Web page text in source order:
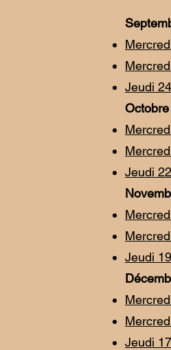
Jeudi 24
Jeudi 22
Jeudi 19
Jeudi 17